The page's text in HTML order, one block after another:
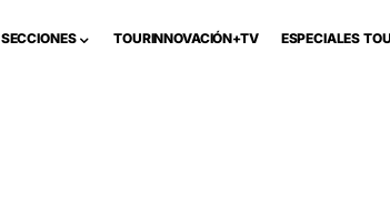
SECCIONES TOURINNOVACIÓN+TV ESPECIALES